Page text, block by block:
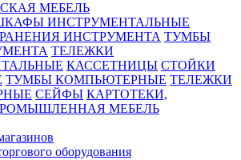
МЕБЕЛЬ
ИНСТРУМЕНТАЛЬНЫЕ
ИНСТРУМЕНТА ТУМБЫ
ТЕЛЕЖКИ
КАССЕТНИЦЫ СТОЙКИ
ТУМБЫ КОМПЬЮТЕРНЫЕ ТЕЛЕЖКИ
СЕЙФЫ КАРТОТЕКИ,
МЕБЕЛЬ
оборудования